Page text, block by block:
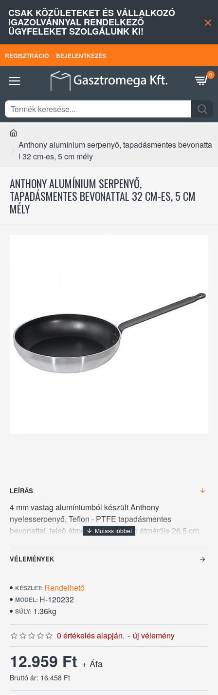
CSAK KÖZÜLETEKET ÉS VÁLLALKOZÓ
IGAZOLVÁNNYAL RENDELKEZŐ
ÜGYFELEKET SZOLGÁLUNK KI!
REGISZTRÁCIÓ BEJELENTKEZÉS
0
Anthony alumínium serpenyő, tapadásmentes bevonatta
l 32 cm-es, 5 cm mély
ANTHONY ALUMÍNIUM SERPENYŐ,
TAPADÁSMENTES BEVONATTAL 32 CM-ES, 5 CM
MÉLY
LEÍRÁS
4 mm vastag alumíniumból készült Anthony
nyelesserpenyő, Teflon - PTFE tapadásmentes
bevonattal, felső átmérője 32 cm, talp átmérője 26,5 cm,
nyílással. Javasoljuk a mellékelt műanyagfejű
HASZNÁLHATÓ.
VÉLEMÉNYEK
KÉSZLET: Rendelhető
MODEL: H-120232
SÚLY: 1.36kg
0 értékelés alapján. - új vélemény
12.959 Ft + Áfa
Bruttó ár: 16.458 Ft